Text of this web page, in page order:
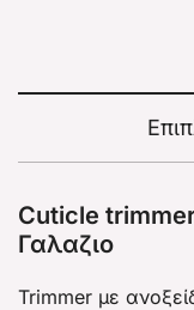
Cuticle
Γαλαζιο
Trimmer με